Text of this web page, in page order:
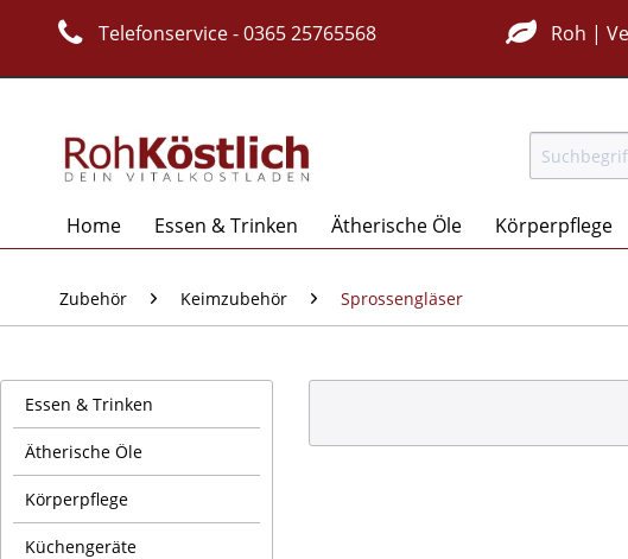
Telefonservice - 0365 25765568 Roh |
Home Essen & Trinken Ätherische Öle Körperpflege
Zubehör Keimzubehör Sprossengläser
Essen & Trinken
Ätherische Öle
Körperpflege
Küchengeräte